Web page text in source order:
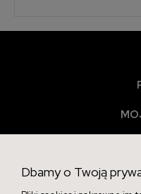
Dbamy o Twoją